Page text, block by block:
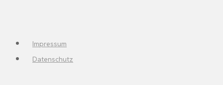
Impressum
Datenschutz